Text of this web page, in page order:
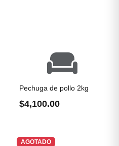
Pechuga de pollo 2kg
$4,100.00
AGOTADO